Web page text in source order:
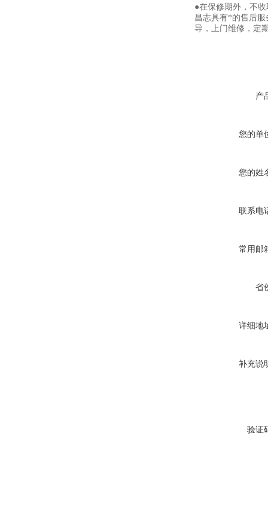
●在保修期外，不
昌志具有*的售后
导，上门维修，定
产
您的单
您的姓
联系电
常用邮
省
详细地
补充说
验证